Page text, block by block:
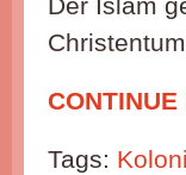
CONTINUE
Tags: